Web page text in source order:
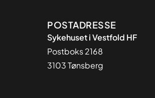
Adresse
POSTADRESSE
Sykehuset i Vestfold HF
Postboks 2168
3103 Tønsberg